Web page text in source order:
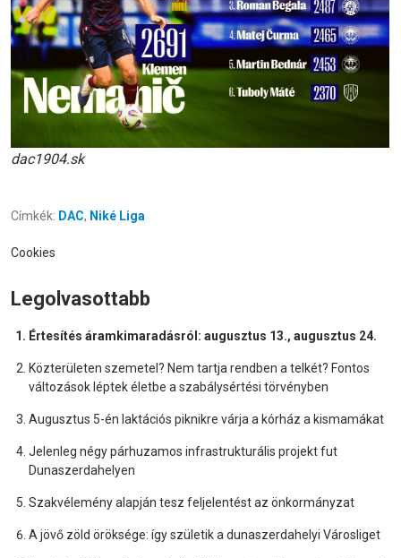
dac1904.sk
Címkék: DAC, Niké Liga
Cookies
Legolvasottabb
Értesítés áramkimaradásról: augusztus 13., augusztus 24.
Közterületen szemetel? Nem tartja rendben a telkét? Fontos
változások léptek életbe a szabálysértési törvényben
Augusztus 5-én laktációs piknikre várja a kórház a kismamákat
Jelenleg négy párhuzamos infrastrukturális projekt fut
Dunaszerdahelyen
Szakvélemény alapján tesz feljelentést az önkormányzat
A jövő zöld öröksége: így születik a dunaszerdahelyi Városliget